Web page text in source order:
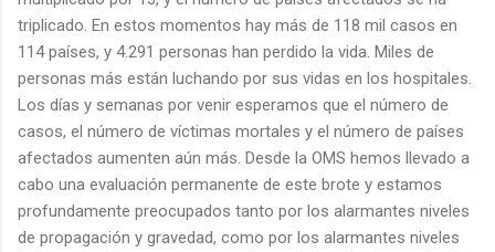
triplicado. En estos momentos hay más de 118 mil casos en
114 países, y 4.291 personas han perdido la vida. Miles de
personas más están luchando por sus vidas en los hospitales.
Los días y semanas por venir esperamos que el número de
casos, el número de víctimas mortales y el número de países
afectados aumenten aún más. Desde la OMS hemos llevado a
cabo una evaluación permanente de este brote y estamos
profundamente preocupados tanto por los alarmantes niveles
de propagación y gravedad, como por los alarmantes niveles